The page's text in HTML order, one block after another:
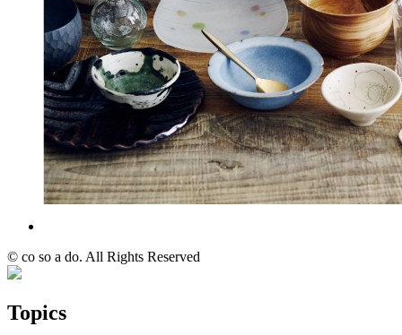
© co so a do. All Rights Reserved
Topics